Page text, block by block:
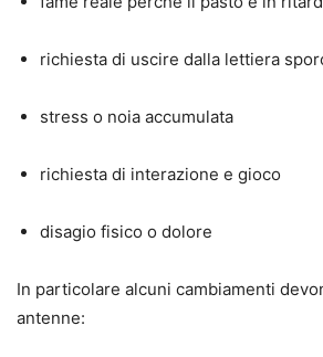
richiesta di uscire dalla lettiera
stress o noia accumulata
richiesta di interazione e gioco
disagio fisico o dolore
In particolare alcuni cambiamenti
antenne: